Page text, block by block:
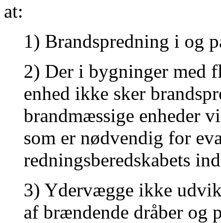
at:
1) Brandspredning i og
2) Der i bygninger med
enhed ikke sker
brandmæssige enheder
som er nødvendig for
redningsberedskabets
3) Ydervægge ikke
af brændende dråber og